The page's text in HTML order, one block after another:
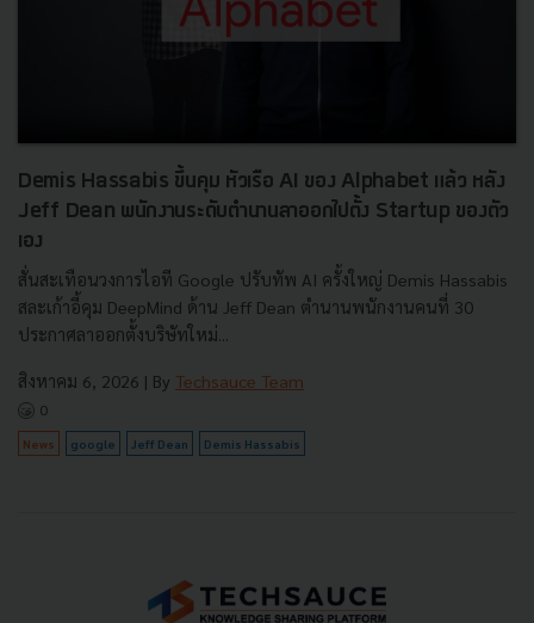
Demis Hassabis ขึ้นคุม หัวเรือ AI ของ Alphabet แล้ว หลัง
Jeff Dean พนักงานระดับตำนานลาออกไปตั้ง Startup ของตัว
เอง
สั่นสะเทือนวงการไอที Google ปรับทัพ AI ครั้งใหญ่ Demis Hassabis
สละเก้าอี้คุม DeepMind ด้าน Jeff Dean ตำนานพนักงานคนที่ 30
ประกาศลาออกตั้งบริษัทใหม่...
สิงหาคม 6, 2026 | By Techsauce Team
0
News google Jeff Dean Demis Hassabis